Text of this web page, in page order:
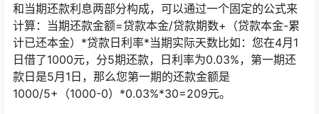
和当期还款利息两部分构成，可以通过一个固定的公式来
计算：当期还款金额=贷款本金/贷款期数+（贷款本金-累
计已还本金）*贷款日利率*当期实际天数比如：您在4月1
日借了1000元，分5期还款，日利率为0.03%，第一期还
款日是5月1日，那么您第一期的还款金额是
1000/5+（1000-0）*0.03%*30=209元。